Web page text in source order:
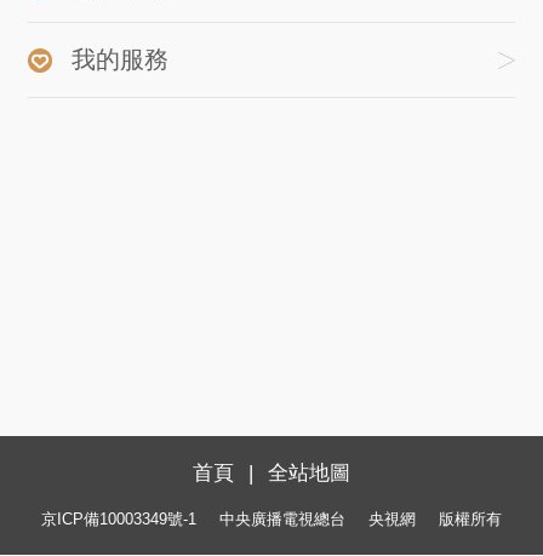
我的服務
首頁 全站地圖
京ICP備10003349號-1 中央廣播電視總台 央視網 版權所有